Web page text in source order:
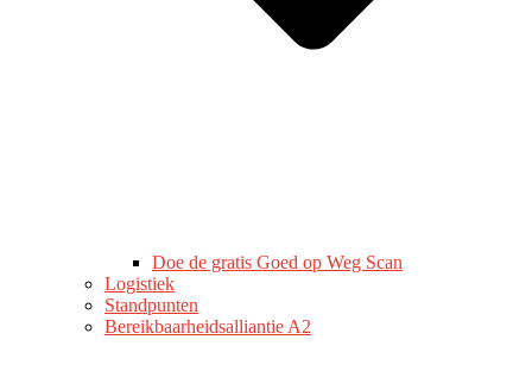
Doe de gratis Goed op Weg Scan
Logistiek
Standpunten
Bereikbaarheidsalliantie A2